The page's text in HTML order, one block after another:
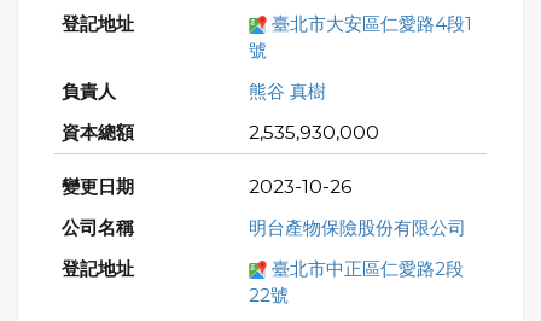
臺北市大安區仁愛路4段1
號
熊谷 真樹
2,535,930,000
2023-10-26
明台產物保險股份有限公司
臺北市中正區仁愛路2段
22號